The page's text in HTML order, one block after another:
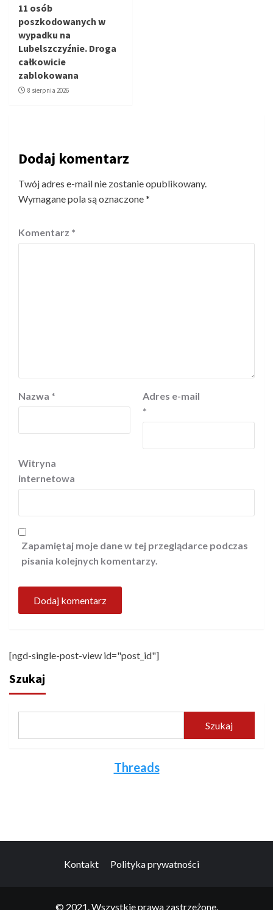
11 osób
poszkodowanych w
wypadku na
Lubelszczyźnie. Droga
całkowicie
zablokowana
8 sierpnia 2026
Dodaj komentarz
Twój adres e-mail nie zostanie opublikowany.
Wymagane pola są oznaczone*
Komentarz *
Nazwa *
Adres e-mail
*
Witryna
internetowa
Zapamiętaj moje dane w tej przeglądarce podczas
pisania kolejnych komentarzy.
[ngd-single-post-view id="post_id"]
Szukaj
Szukaj
Threads
Kontakt Polityka prywatności
© 2021. Wszystkie prawa zastrzeżone.